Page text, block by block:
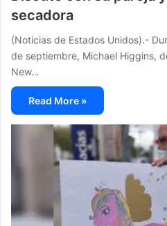
secadora
(Noticias de Estados Unidos).-
de septiembre, Michael Higgins,
New…
Read More »